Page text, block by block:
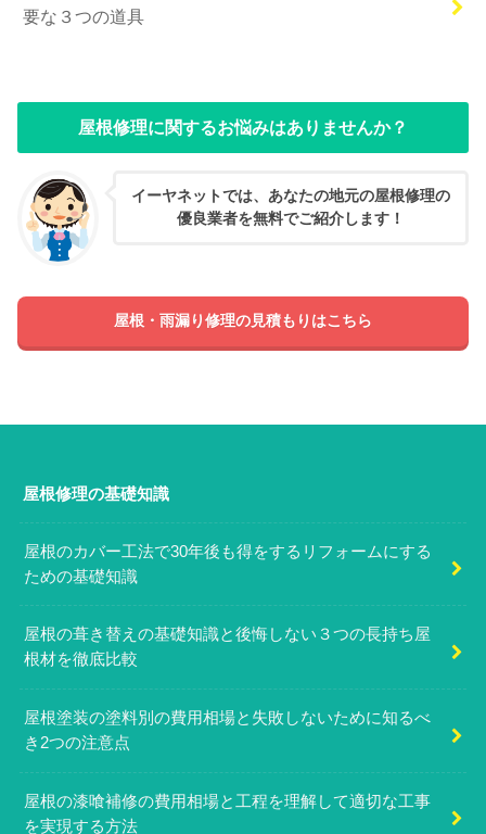
要な３つの道具
屋根修理に関するお悩みはありませんか？
イーヤネットでは、あなたの地元の屋根修理の
優良業者を無料でご紹介します！
屋根・雨漏り修理の見積もりはこちら
屋根修理の基礎知識
屋根のカバー工法で30年後も得をするリフォームにする
ための基礎知識
屋根の葺き替えの基礎知識と後悔しない３つの長持ち屋
根材を徹底比較
屋根塗装の塗料別の費用相場と失敗しないために知るべ
き2つの注意点
屋根の漆喰補修の費用相場と工程を理解して適切な工事
を実現する方法